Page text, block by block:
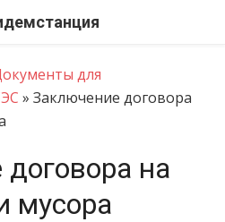
для
» Заключение договора
на
мусора